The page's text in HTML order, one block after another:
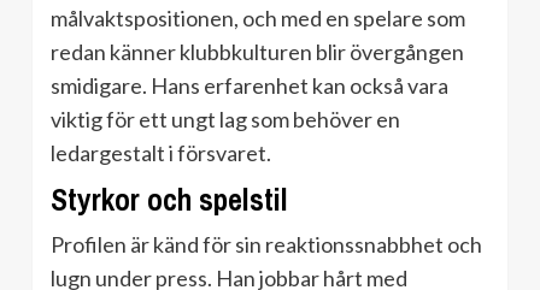
målvaktspositionen, och med en spelare som
redan känner klubbkulturen blir övergången
smidigare. Hans erfarenhet kan också vara
viktig för ett ungt lag som behöver en
ledargestalt i försvaret.
Styrkor och spelstil
Profilen är känd för sin reaktionssnabbhet och
lugn under press. Han jobbar hårt med